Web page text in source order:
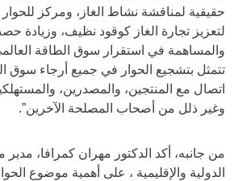
حقيقية لمناقشة نشاط الغاز، ومركز للحوار
لتعزيز تجارة الغاز كوقود نظيف، وزيادة
والمساهمة في استقرار سوق الطاقة
تتمثل بتشجيع الحوار في جميع أرجاء سوق
اتصال مع المنتجين، والمصدرين،
وغير ذلل من أصحاب المصلحة الآخرين”.
من جانبه، أكد الدكتور مهران كمرافا،
الدولية والإقليمية ، على أهمية موضوع